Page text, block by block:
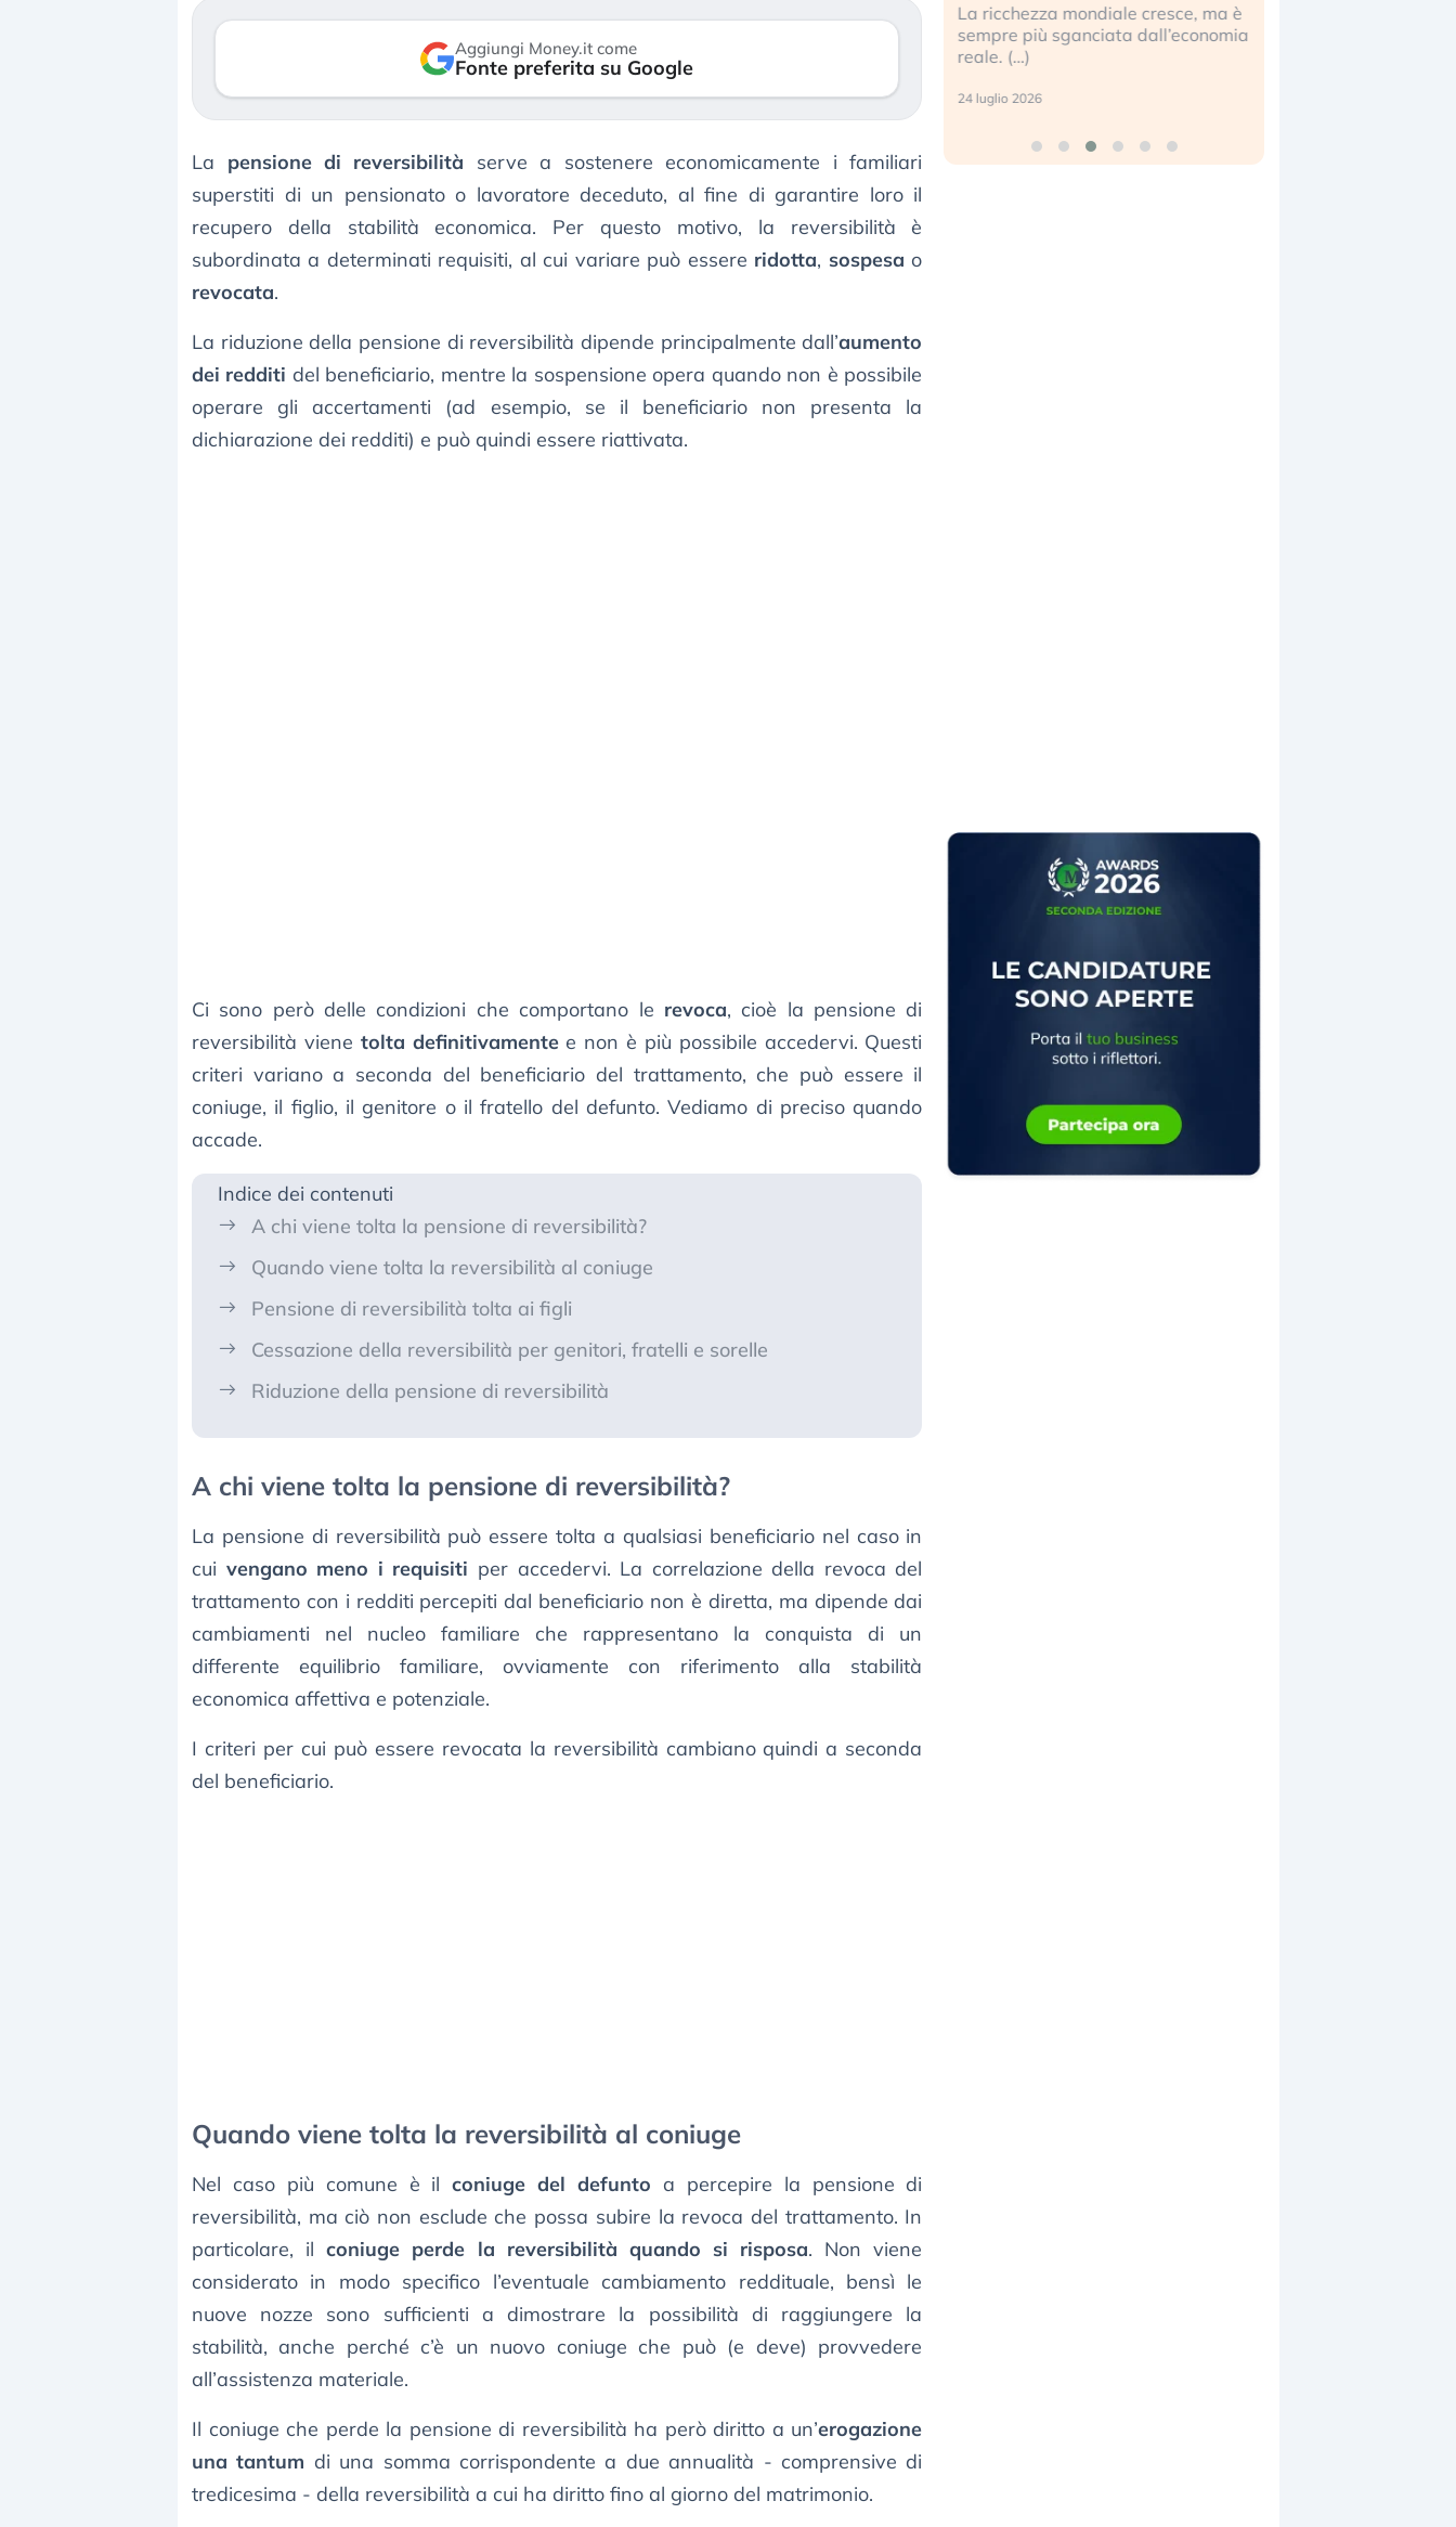
Aggiungi Money.it come
Fonte preferita su Google
La pensione di reversibilità serve a sostenere economicamente i familiari
superstiti di un pensionato o lavoratore deceduto, al fine di garantire loro il
recupero della stabilità economica. Per questo motivo, la reversibilità è
subordinata a determinati requisiti, al cui variare può essere ridotta, sospesa o
revocata.
La riduzione della pensione di reversibilità dipende principalmente dall’aumento
dei redditi del beneficiario, mentre la sospensione opera quando non è possibile
operare gli accertamenti (ad esempio, se il beneficiario non presenta la
dichiarazione dei redditi) e può quindi essere riattivata.
Ci sono però delle condizioni che comportano le revoca, cioè la pensione di
reversibilità viene tolta definitivamentee non è più possibile accedervi. Questi
criteri variano a seconda del beneficiario del trattamento, che può essere il
coniuge, il figlio, il genitore o il fratello del defunto. Vediamo di preciso quando
accade.
Indice dei contenuti
A chi viene tolta la pensione di reversibilità?
Quando viene tolta la reversibilità al coniuge
Pensione di reversibilità tolta ai figli
Cessazione della reversibilità per genitori, fratelli e sorelle
Riduzione della pensione di reversibilità
A chi viene tolta la pensione di reversibilità?
La pensione di reversibilità può essere tolta a qualsiasi beneficiario nel caso in
cui vengano meno i requisiti per accedervi. La correlazione della revoca del
trattamento con i redditi percepiti dal beneficiario non è diretta, ma dipende dai
cambiamenti nel nucleo familiare che rappresentano la conquista di un
differente equilibrio familiare, ovviamente con riferimento alla stabilità
economica affettiva e potenziale.
I criteri per cui può essere revocata la reversibilità cambiano quindi a seconda
del beneficiario.
Quando viene tolta la reversibilità al coniuge
Nel caso più comune è ilconiuge del defunto a percepire la pensione di
reversibilità, ma ciò non esclude che possa subire la revoca del trattamento. In
particolare, ilconiuge perde la reversibilità quando si risposa. Non viene
considerato in modo specifico l’eventuale cambiamento reddituale, bensì le
nuove nozze sono sufficienti a dimostrare la possibilità di raggiungere la
stabilità, anche perché c’è un nuovo coniuge che può (e deve) provvedere
all’assistenza materiale.
Il coniuge che perde la pensione di reversibilità ha però diritto a un’erogazione
una tantum di una somma corrispondente a due annualità - comprensive di
tredicesima - della reversibilità a cui ha diritto fino al giorno del matrimonio.
3 agosto 2026
Kospi, mentre gli investitori retail (…)
30 luglio 2026
La ricchezza mondiale cresce, ma è
sempre più sganciata dall’economia
reale. (…)
24 luglio 2026